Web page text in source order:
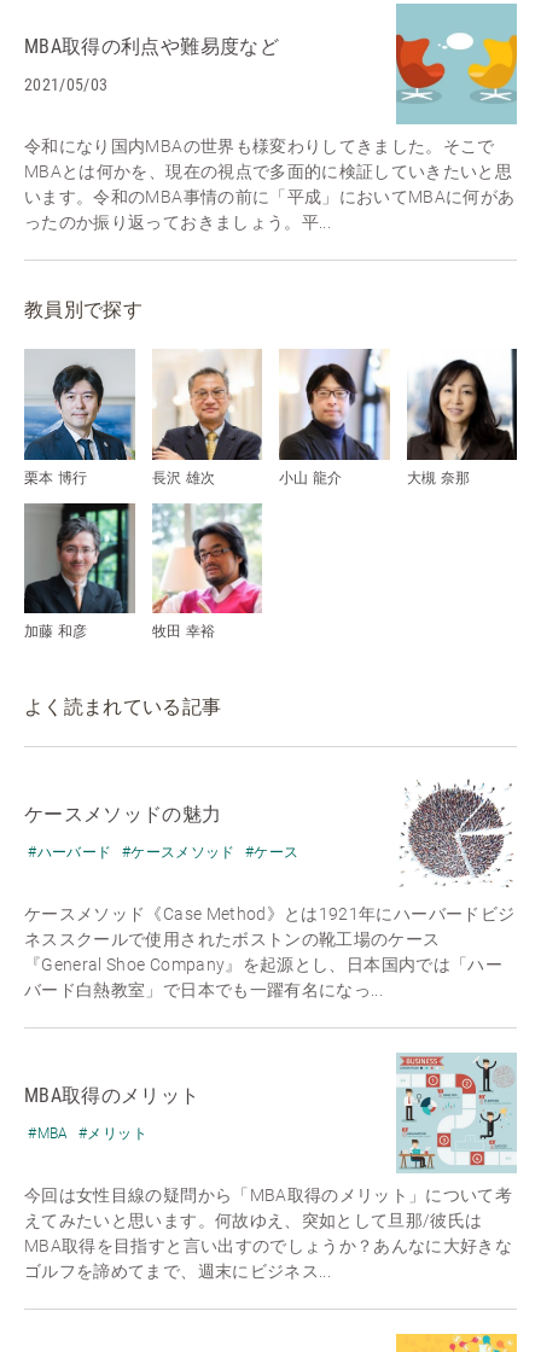
MBA取得の利点や難易度など
2021/05/03
令和になり国内MBAの世界も様変わりしてきました。そこで
MBAとは何かを、現在の視点で多面的に検証していきたいと思
います。令和のMBA事情の前に「平成」においてMBAに何があ
ったのか振り返っておきましょう。平...
教員別で探す
栗本 博行 長沢 雄次 小山 龍介 大槻 奈那
加藤 和彦 牧田 幸裕
よく読まれている記事
ケースメソッドの魅力
#ハーバード #ケースメソッド #ケース
ケースメソッド《Case Method》とは1921年にハーバードビジ
ネススクールで使用されたボストンの靴工場のケース
『General Shoe Company』を起源とし、日本国内では「ハー
バード白熱教室」で日本でも一躍有名になっ...
MBA取得のメリット
#MBA #メリット
今回は女性目線の疑問から「MBA取得のメリット」について考
えてみたいと思います。何故ゆえ、突如として旦那/彼氏は
MBA取得を目指すと言い出すのでしょうか？あんなに大好きな
ゴルフを諦めてまで、週末にビジネス...